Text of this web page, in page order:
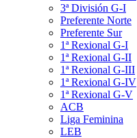
3ª División G-I
Preferente Norte
Preferente Sur
1ª Rexional G-I
1ª Rexional G-II
1ª Rexional G-III
1ª Rexional G-IV
1ª Rexional G-V
ACB
Liga Feminina
LEB